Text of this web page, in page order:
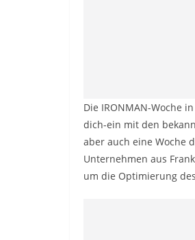
Die IRONMAN-Woche
dich-ein mit den
aber auch eine Woche
Unternehmen aus
um die Optimierung